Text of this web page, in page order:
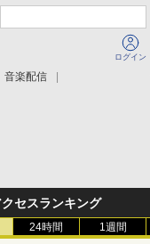
ログイン
音楽配信
クセスランキング
24時間 1週間